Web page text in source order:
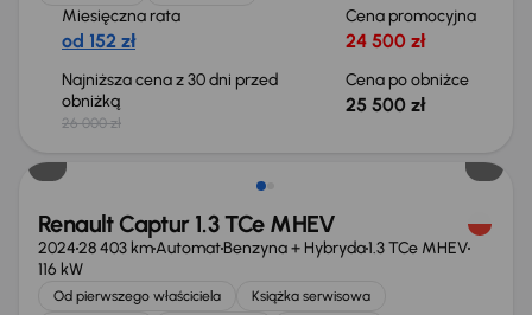
Miesięczna rata
od 152 zł
Cena promocyjna
24 500 zł
Najniższa cena z 30 dni przed
obniżką
26 000 zł
Cena po obniżce
25 500 zł
Od nowego taniej o 26 899 zł
Renault Captur 1.3 TCe MHEV
202428 403 kmAutomatBenzyna + Hybryda1.3 TCe MHEV
116 kW
Od pierwszego właściciela
Książka serwisowa